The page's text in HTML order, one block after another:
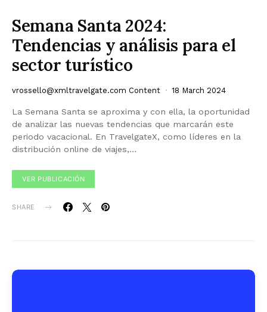
Semana Santa 2024:
Tendencias y análisis para el
sector turístico
vrossello@xmltravelgate.com Content 18 March 2024
La Semana Santa se aproxima y con ella, la oportunidad
de analizar las nuevas tendencias que marcarán este
periodo vacacional. En TravelgateX, como líderes en la
distribución online de viajes,…
VER PUBLICACIÓN
SHARE